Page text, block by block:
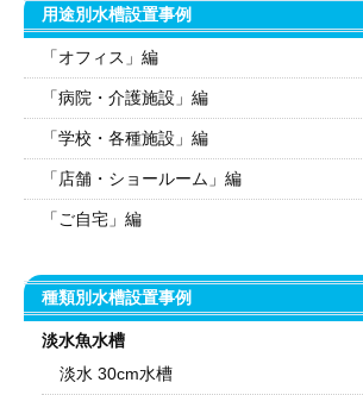
用途別水槽設置事例
「オフィス」編
「病院・介護施設」編
「学校・各種施設」編
「店舗・ショールーム」編
「ご自宅」編
種類別水槽設置事例
淡水魚水槽
淡水 30cm水槽